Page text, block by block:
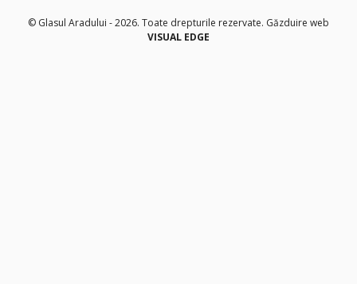
© Glasul Aradului - 2026. Toate drepturile rezervate. Găzduire web
VISUAL EDGE